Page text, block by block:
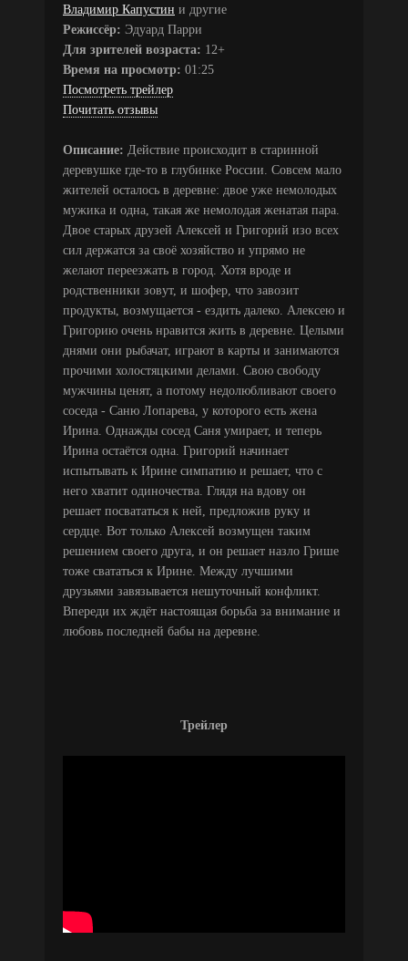
Владимир Капустин и другие
Режиссёр: Эдуард Парри
Для зрителей возраста: 12+
Время на просмотр: 01:25
Посмотреть трейлер
Почитать отзывы
Описание: Действие происходит в старинной
деревушке где-то в глубинке России. Совсем мало
жителей осталось в деревне: двое уже немолодых
мужика и одна, такая же немолодая женатая пара.
Двое старых друзей Алексей и Григорий изо всех
сил держатся за своё хозяйство и упрямо не
желают переезжать в город. Хотя вроде и
родственники зовут, и шофер, что завозит
продукты, возмущается - ездить далеко. Алексею и
Григорию очень нравится жить в деревне. Целыми
днями они рыбачат, играют в карты и занимаются
прочими холостяцкими делами. Свою свободу
мужчины ценят, а потому недолюбливают своего
соседа - Саню Лопарева, у которого есть жена
Ирина. Однажды сосед Саня умирает, и теперь
Ирина остаётся одна. Григорий начинает
испытывать к Ирине симпатию и решает, что с
него хватит одиночества. Глядя на вдову он
решает посвататься к ней, предложив руку и
сердце. Вот только Алексей возмущен таким
решением своего друга, и он решает назло Грише
тоже свататься к Ирине. Между лучшими
друзьями завязывается нешуточный конфликт.
Впереди их ждёт настоящая борьба за внимание и
любовь последней бабы на деревне.
Трейлер